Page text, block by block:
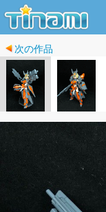
次の作品